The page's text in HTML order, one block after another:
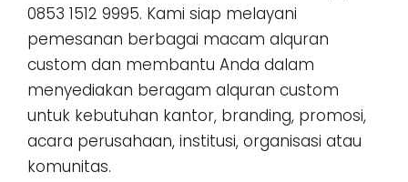
0853 1512 9995. Kami siap melayani
pemesanan berbagai macam alquran
custom dan membantu Anda dalam
menyediakan beragam alquran custom
untuk kebutuhan kantor, branding, promosi,
acara perusahaan, institusi, organisasi atau
komunitas.